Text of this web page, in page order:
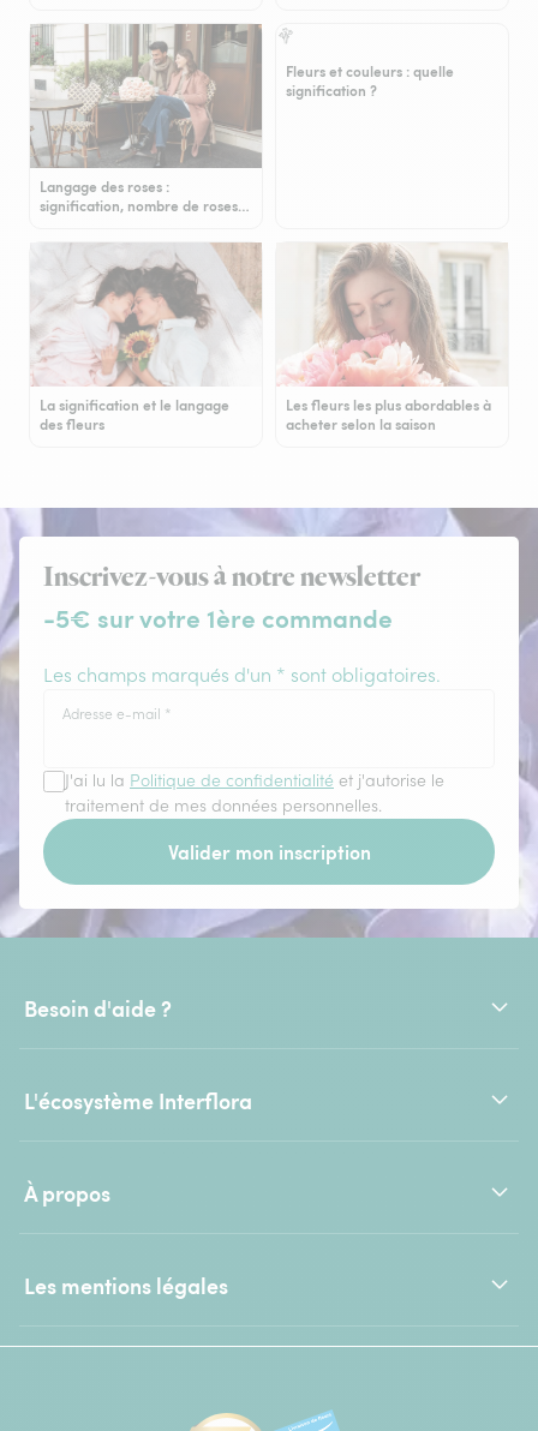
Langage des roses :
signification, nombre de roses…
Fleurs et couleurs : quelle
signification ?
La signification et le langage
des fleurs
Les fleurs les plus abordables à
acheter selon la saison
Inscrivez-vous à notre newsletter
-5€ sur votre 1ère commande
Les champs marqués d'un * sont obligatoires.
Adresse e-mail *
J'ai lu la Politique de confidentialité et j'autorise le
traitement de mes données personnelles.
Valider mon inscription
Besoin d'aide ?
L'écosystème Interflora
À propos
Les mentions légales